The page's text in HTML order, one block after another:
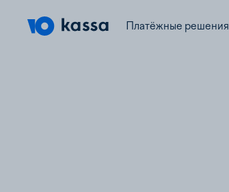
Платёжные решения